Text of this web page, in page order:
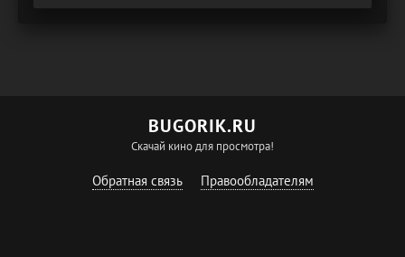
BUGORIK.RU
Скачай кино для просмотра!
Обратная связь Правообладателям